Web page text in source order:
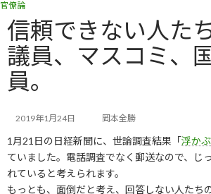
コ
ン
ツ
ス
ナ
ー
シ
ン
官僚論
信頼できない人た
議員、マスコミ、
員。
2019年1月24日 岡本全勝
1月21日の日経新聞に、世論調査結果「浮か
ていました。電話調査でなく郵送なので、じ
れていると考えられます。
もっとも、面倒だと考え、回答しない人たち